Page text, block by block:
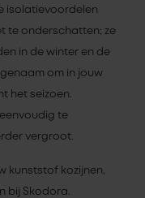
isolatievoordelen
te onderschatten; ze
in de winter en de
om in jouw
het seizoen.
te
vergroot.
kunststof kozijnen,
bij Skodora.